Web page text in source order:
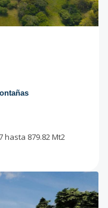
hasta 879.82Mt2